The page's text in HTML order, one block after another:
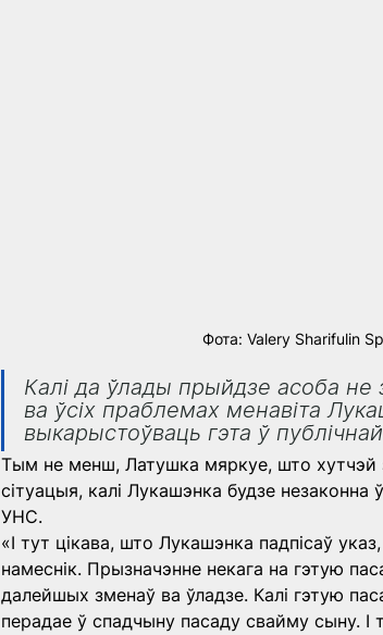
Фота: Valery Sharifulin
Калі да ўлады прыйдзе асоба не
ва ўсіх праблемах менавіта
выкарыстоўваць гэта ў
Тым не менш, Латушка мяркуе, што хутчэй
сітуацыя, калі Лукашэнка будзе незаконна
УНС.
«І тут цікава, што Лукашэнка падпісаў
намеснік. Прызначэнне некага на гэтую
далейшых зменаў ва ўладзе. Калі гэтую
перадае ў спадчыну пасаду свайму сыну.